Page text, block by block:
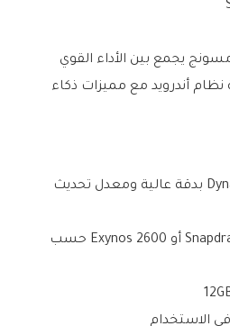
يجمع بين الأداء القوي
أندرويد مع مميزات ذكاء
شاشة Dynamic AMOLED 2X بدقة عالية ومعدل تحديث
معالج Snapdragon 8 Elite Gen 5 أو Exynos 2600 حسب
الاستخدام